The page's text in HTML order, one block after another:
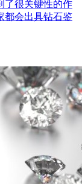
了很关键性的作
都会出具钻石鉴